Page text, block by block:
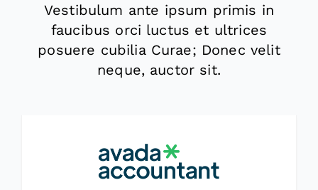
Vestibulum ante ipsum primis in
faucibus orci luctus et ultrices
posuere cubilia Curae; Donec velit
neque, auctor sit.